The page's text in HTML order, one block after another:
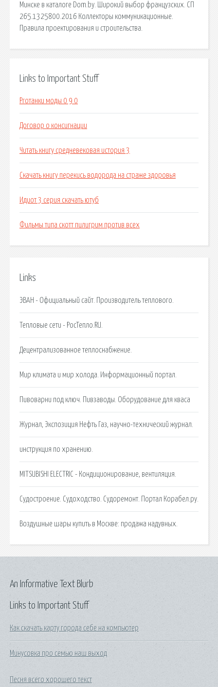
Минске в каталоге Dom.by. Широкий выбор французских. СП
265.1325800.2016 Коллекторы коммуникационные.
Правила проектирования и строительства.
Links to Important Stuff
Proтанки моды 0 9 0
Договор о консигнации
Читать книгу средневековая история 3
Скачать книгу перекись водорода на страже здоровья
Идиот 3 серия скачать ютуб
Фильмы типа скотт пилигрим против всех
Links
ЭВАН - Официальный сайт. Производитель теплового.
Тепловые сети - РосТепло.RU.
Децентрализованное теплоснабжение.
Мир климата и мир холода. Информационный портал.
Пивоварни под ключ. Пивзаводы. Оборудование для кваса
Журнал, Экспозиция Нефть Газ, научно-технический журнал.
инструкция по хранению.
MITSUBISHI ELECTRIC - Кондиционирование, вентиляция.
Судостроение. Судоходство. Судоремонт. Портал Корабел.ру.
Воздушные шары купить в Москве: продажа надувных.
Links to Important Stuff
Как скачать карту города себе на компьютер
Минусовка про семью наш выход
Песня всего хорошего текст
An Informative Text Blurb